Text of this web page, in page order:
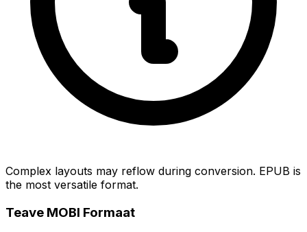
Complex layouts may reflow during conversion. EPUB is
the most versatile format.
Teave MOBI Formaat